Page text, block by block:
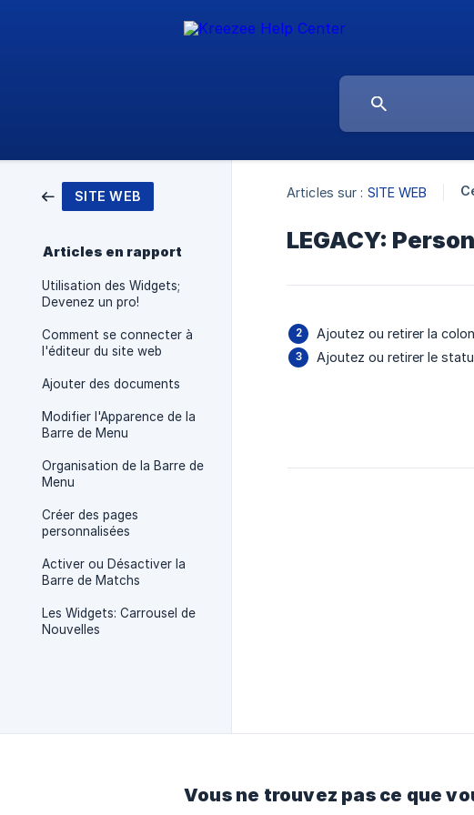
SITE WEB
Articles en rapport
Utilisation des Widgets;
Devenez un pro!
Comment se connecter à
l'éditeur du site web
Ajouter des documents
Modifier l'Apparence de la
Barre de Menu
Organisation de la Barre de
Menu
Créer des pages
personnalisées
Activer ou Désactiver la
Barre de Matchs
Les Widgets: Carrousel de
Nouvelles
Articles sur : SITE WEB
LEGACY:
Ajoutez ou retirer la
Ajoutez ou retirer le
Vous ne trouvez pas ce que